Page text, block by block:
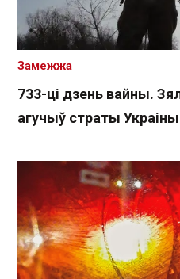
733-ці дзень вайны.
агучыў страты Украіны
Замежжа